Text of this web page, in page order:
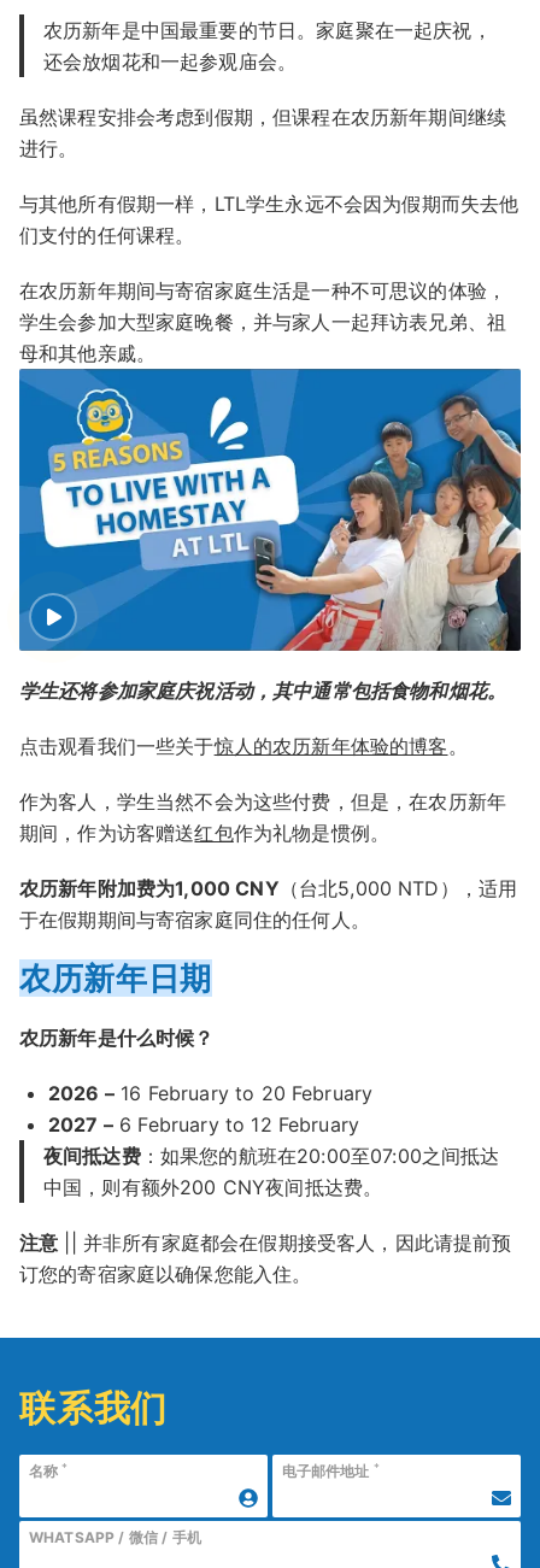
农历新年是中国最重要的节日。家庭聚在一起庆祝，
还会放烟花和一起参观庙会。
虽然课程安排会考虑到假期，但课程在农历新年期间继续
进行。
与其他所有假期一样，LTL学生永远不会因为假期而失去他
们支付的任何课程。
在农历新年期间与寄宿家庭生活是一种不可思议的体验，
学生会参加大型家庭晚餐，并与家人一起拜访表兄弟、祖
母和其他亲戚。
学生还将参加家庭庆祝活动，其中通常包括食物和烟花。
点击观看我们一些关于惊人的农历新年体验的博客。
作为客人，学生当然不会为这些付费，但是，在农历新年
期间，作为访客赠送红包作为礼物是惯例。
农历新年附加费为1,000 CNY （台北5,000 NTD），适用
于在假期期间与寄宿家庭同住的任何人。
农历新年日期
农历新年是什么时候？
2026 –16 February to 20 February
2027 –6 February to 12 February
夜间抵达费：如果您的航班在20:00至07:00之间抵达
中国，则有额外200 CNY夜间抵达费。
注意 || 并非所有家庭都会在假期接受客人，因此请提前预
订您的寄宿家庭以确保您能入住。
联系我们
名称 * 电子邮件地址 *
WHATSAPP / 微信 / 手机